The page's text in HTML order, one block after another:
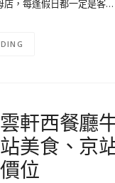
店，每逢假日都一定是客…
軒西餐廳
站美食、京
位